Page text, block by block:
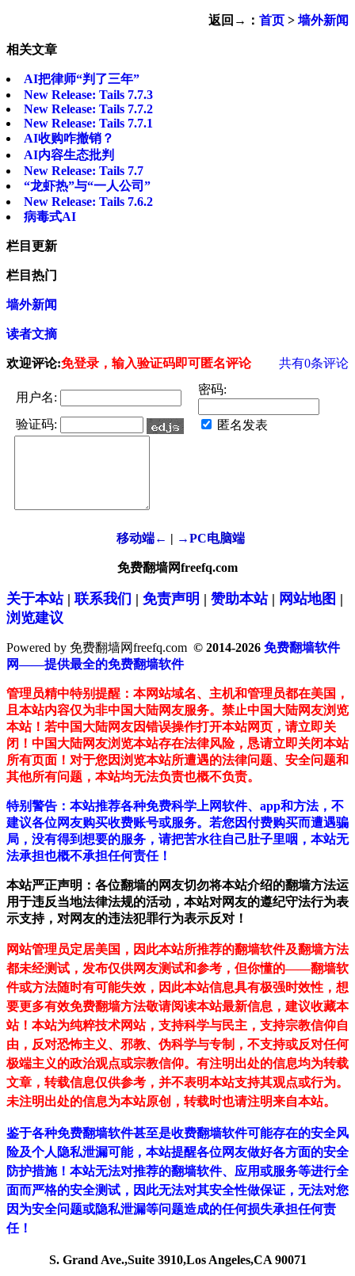
返回→： 首页 > 墙外新闻
相关文章
AI把律师“判了三年”
New Release: Tails 7.7.3
New Release: Tails 7.7.2
New Release: Tails 7.7.1
AI收购咋撤销？
AI内容生态批判
New Release: Tails 7.7
“龙虾热”与“一人公司”
New Release: Tails 7.6.2
病毒式AI
栏目更新
栏目热门
墙外新闻
读者文摘
欢迎评论:免登录，输入验证码即可匿名评论 共有0条评论
用户名:
密码:
验证码: 匿名发表
移动端← | →PC电脑端
免费翻墙网freefq.com
关于本站| 联系我们 | 免责声明 | 赞助本站| 网站地图 |
浏览建议
Powered by 免费翻墙网freefq.com © 2014-2026 免费翻墙软件
网——提供最全的免费翻墙软件
管理员精中特别提醒：本网站域名、主机和管理员都在美国，
且本站内容仅为非中国大陆网友服务。禁止中国大陆网友浏览
本站！若中国大陆网友因错误操作打开本站网页，请立即关
闭！中国大陆网友浏览本站存在法律风险，恳请立即关闭本站
所有页面！对于您因浏览本站所遭遇的法律问题、安全问题和
其他所有问题，本站均无法负责也概不负责。
特别警告：本站推荐各种免费科学上网软件、app和方法，不
建议各位网友购买收费账号或服务。若您因付费购买而遭遇骗
局，没有得到想要的服务，请把苦水往自己肚子里咽，本站无
法承担也概不承担任何责任！
本站严正声明：各位翻墙的网友切勿将本站介绍的翻墙方法运
用于违反当地法律法规的活动，本站对网友的遵纪守法行为表
示支持，对网友的违法犯罪行为表示反对！
网站管理员定居美国，因此本站所推荐的翻墙软件及翻墙方法
都未经测试，发布仅供网友测试和参考，但你懂的——翻墙软
件或方法随时有可能失效，因此本站信息具有极强时效性，想
要更多有效免费翻墙方法敬请阅读本站最新信息，建议收藏本
站！ 本站为纯粹技术网站，支持科学与民主，支持宗教信仰自
由，反对恐怖主义、邪教、伪科学与专制，不支持或反对任何
极端主义的政治观点或宗教信仰。有注明出处的信息均为转载
文章，转载信息仅供参考，并不表明本站支持其观点或行为。
未注明出处的信息为本站原创，转载时也请注明来自本站。
鉴于各种免费翻墙软件甚至是收费翻墙软件可能存在的安全风
险及个人隐私泄漏可能，本站提醒各位网友做好各方面的安全
防护措施！本站无法对推荐的翻墙软件、应用或服务等进行全
面而严格的安全测试，因此无法对其安全性做保证，无法对您
因为安全问题或隐私泄漏等问题造成的任何损失承担任何责
任！
S. Grand Ave.,Suite 3910,Los Angeles,CA 90071